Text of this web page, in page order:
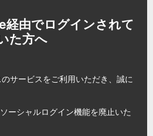
由でログインされて
た方へ
サービスをご利用いただき、誠に
ーシャルログイン機能を廃止いた